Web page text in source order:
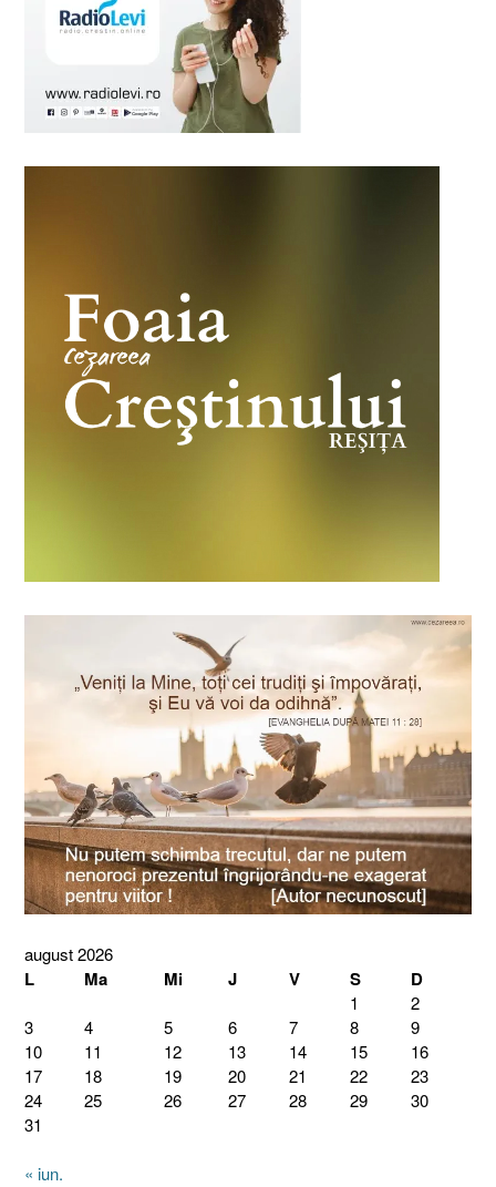
august 2026
L Ma Mi J V S D
1
2
3
4 5 6 7 8
9
10
11 12 13 14 15
16
17
18 19 20 21 22
23
24
25 26 27 28 29
30
31
« iun.